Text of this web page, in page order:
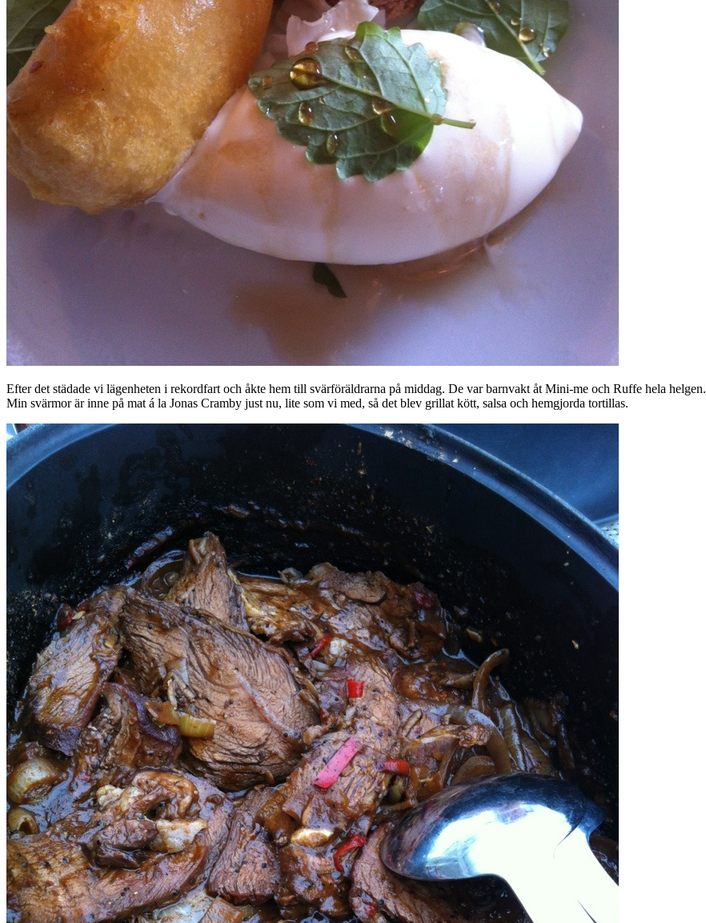
Efter det städade vi lägenheten i rekordfart och åkte hem till svärföräldrarna på middag. De var barnvakt åt Mini-me och Ruffe hela helgen.
Min svärmor är inne på mat á la Jonas Cramby just nu, lite som vi med, så det blev grillat kött, salsa och hemgjorda tortillas.